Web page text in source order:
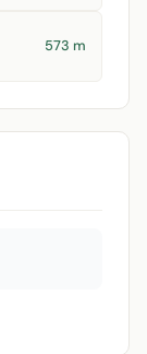
573 m